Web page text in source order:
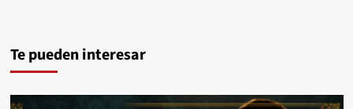
Te pueden interesar